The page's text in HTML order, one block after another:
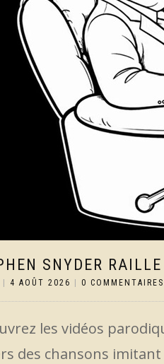
SNYDER
4 AOÛT 2026 0 COMMENTAIRES
les vidéos
des chansons imitant